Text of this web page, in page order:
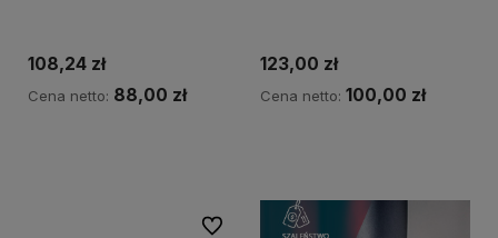
108,24 zł
Cena netto: 88,00 zł
123,00 zł
Cena netto: 100,00 zł
Do ulubionych